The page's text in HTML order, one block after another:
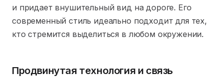
и придает внушительный вид на дороге. Его
современный стиль идеально подходит для тех,
кто стремится выделиться в любом окружении.
Продвинутая технология и связь